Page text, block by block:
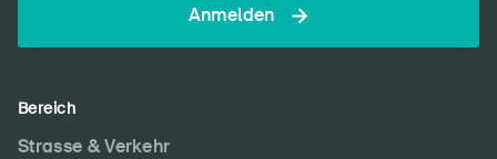
Anmelden
Bereich
Strasse & Verkehr